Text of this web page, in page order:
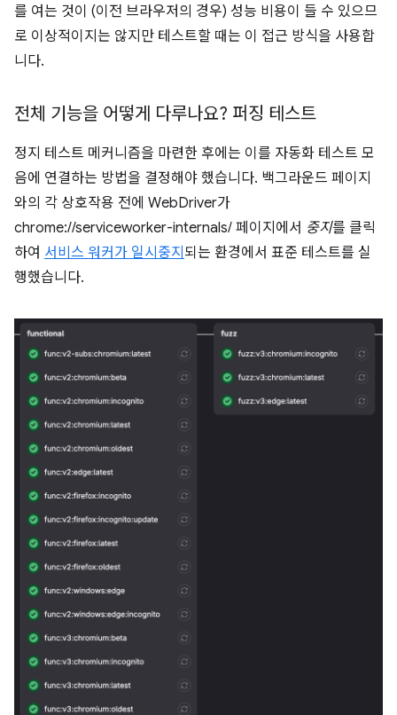
를 여는 것이 (이전 브라우저의 경우) 성능 비용이 들 수 있으므
로 이상적이지는 않지만 테스트할 때는 이 접근 방식을 사용합
니다.
전체 기능을 어떻게 다루나요? 퍼징 테스트
정지 테스트 메커니즘을 마련한 후에는 이를 자동화 테스트 모
음에 연결하는 방법을 결정해야 했습니다. 백그라운드 페이지
와의 각 상호작용 전에 WebDriver가
chrome://serviceworker-internals/ 페이지에서 중지를 클릭
하여 서비스 워커가 일시중지 되는 환경에서 표준 테스트를 실
행했습니다.